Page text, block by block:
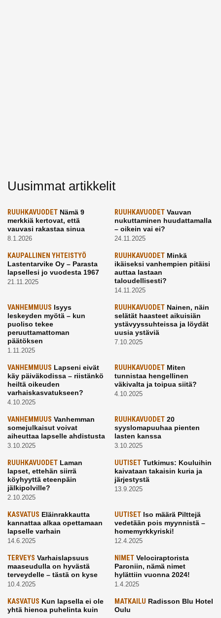
Uusimmat artikkelit
RUUHKAVUODET Nämä 9
merkkiä kertovat, että
vauvasi rakastaa sinua
8.1.2026
RUUHKAVUODETVauvan
nukuttaminen huudattamalla
– oikein vai ei?
24.11.2025
KAUPALLINEN YHTEISTYÖ
Lastentarvike Oy – Parasta
lapsellesi jo vuodesta 1967
21.11.2025
RUUHKAVUODETMinkä
ikäiseksi vanhempien pitäisi
auttaa lastaan
taloudellisesti?
14.11.2025
VANHEMMUUS Isyys
leskeyden myötä – kun
puoliso tekee
peruuttamattoman
päätöksen
1.11.2025
RUUHKAVUODETNainen, näin
selätät haasteet aikuisiän
ystävyyssuhteissa ja löydät
uusia ystäviä
7.10.2025
VANHEMMUUS Lapseni eivät
käy päiväkodissa – riistänkö
heiltä oikeuden
varhaiskasvatukseen?
4.10.2025
RUUHKAVUODETMiten
tunnistaa hengellinen
väkivalta ja toipua siitä?
4.10.2025
VANHEMMUUS Vanhemman
somejulkaisut voivat
aiheuttaa lapselle ahdistusta
3.10.2025
RUUHKAVUODET20
syyslomapuuhaa pienten
lasten kanssa
3.10.2025
RUUHKAVUODET Laman
lapset, ettehän siirrä
köyhyyttä eteenpäin
jälkipolville?
2.10.2025
UUTISETTutkimus: Kouluihin
kaivataan takaisin kuria ja
järjestystä
13.9.2025
KASVATUS Eläinrakkautta
kannattaa alkaa opettamaan
lapselle varhain
14.6.2025
UUTISETIso määrä Pilttejä
vedetään pois myynnistä –
homemyrkkyriski!
12.4.2025
TERVEYS Varhaislapsuus
maaseudulla on hyvästä
terveydelle – tästä on kyse
10.4.2025
NIMETVelociraptorista
Paroniin, nämä nimet
hylättiin vuonna 2024!
1.4.2025
KASVATUS Kun lapsella ei ole
yhtä hienoa puhelinta kuin
MATKAILU Radisson Blu Hotel
Oulu